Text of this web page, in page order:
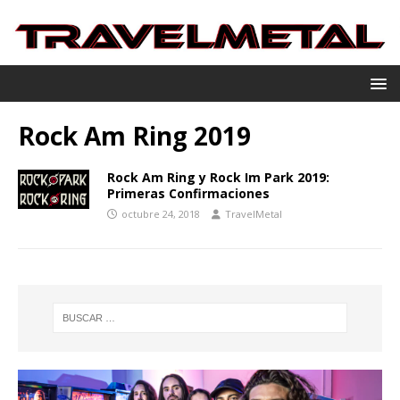
Rock Am Ring 2019
Rock Am Ring y Rock Im Park 2019:
Primeras Confirmaciones
octubre 24, 2018 TravelMetal